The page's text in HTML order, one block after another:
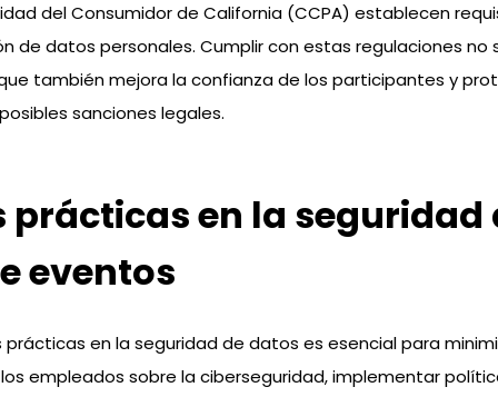
del Consumidor de California (CCPA) establecen
de datos personales. Cumplir con estas regulaciones no
también mejora la confianza de los participantes y
sanciones legales.
prácticas en la seguridad
eventos
en la seguridad de datos es esencial para
empleados sobre la ciberseguridad, implementar